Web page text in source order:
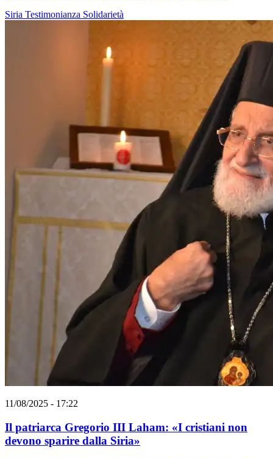
Siria Testimonianza Solidarietà
11/08/2025 - 17:22
Il patriarca Gregorio III Laham: «I cristiani non
devono sparire dalla Siria»